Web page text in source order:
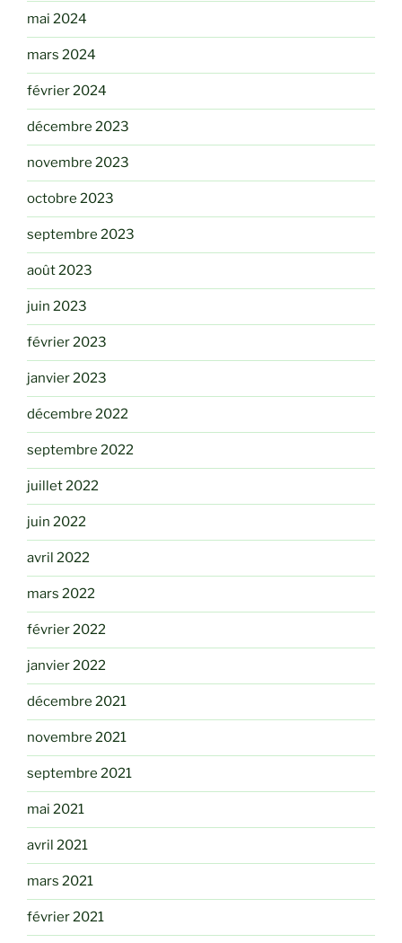
mai 2024
mars 2024
février 2024
décembre 2023
novembre 2023
octobre 2023
septembre 2023
août 2023
juin 2023
février 2023
janvier 2023
décembre 2022
septembre 2022
juillet 2022
juin 2022
avril 2022
mars 2022
février 2022
janvier 2022
décembre 2021
novembre 2021
septembre 2021
mai 2021
avril 2021
mars 2021
février 2021